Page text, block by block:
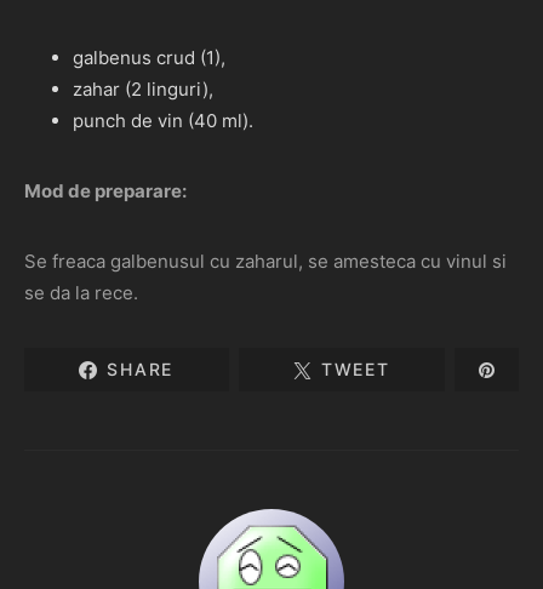
galbenus crud (1),
zahar (2 linguri),
punch de vin (40 ml).
Mod de preparare:
Se freaca galbenusul cu zaharul, se amesteca cu vinul si
se da la rece.
SHARE TWEET